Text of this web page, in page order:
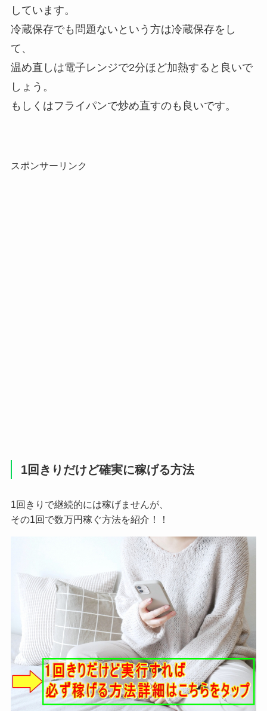
しています。
冷蔵保存でも問題ないという方は冷蔵保存をし
て、
温め直しは電子レンジで2分ほど加熱すると良いで
しょう。
もしくはフライパンで炒め直すのも良いです。
スポンサーリンク
1回きりだけど確実に稼げる方法
1回きりで継続的には稼げませんが、
その1回で数万円稼ぐ方法を紹介！！